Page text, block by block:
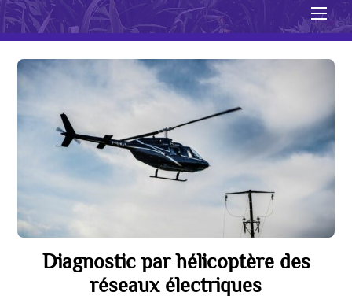
Diagnostic par hélicoptère des
réseaux électriques